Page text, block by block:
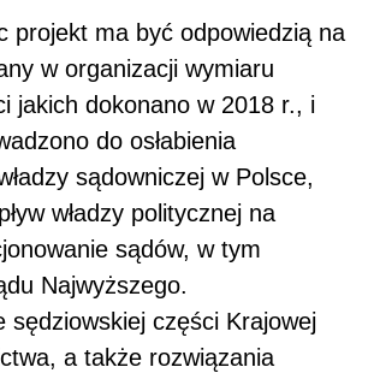
projekt ma być odpowiedzią na
w organizacji wymiaru
jakich dokonano w 2018 r., i
do osłabienia
sądowniczej w Polsce,
władzy politycznej na
sądów, w tym
Najwyższego.
sędziowskiej części Krajowej
a także rozwiązania